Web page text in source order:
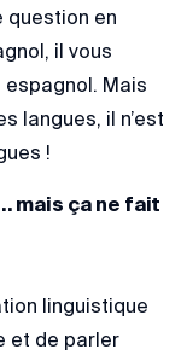
question en
il vous
espagnol. Mais
langues, il n’est
!
mais ça ne fait
linguistique
et de parler